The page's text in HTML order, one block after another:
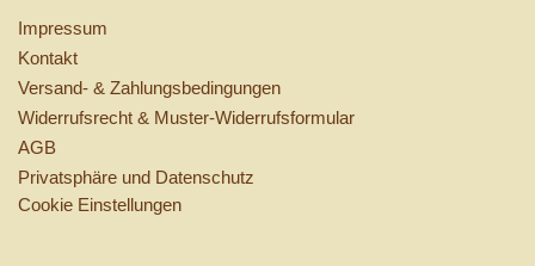
Impressum
Kontakt
Versand- & Zahlungsbedingungen
Widerrufsrecht & Muster-Widerrufsformular
AGB
Privatsphäre und Datenschutz
Cookie Einstellungen